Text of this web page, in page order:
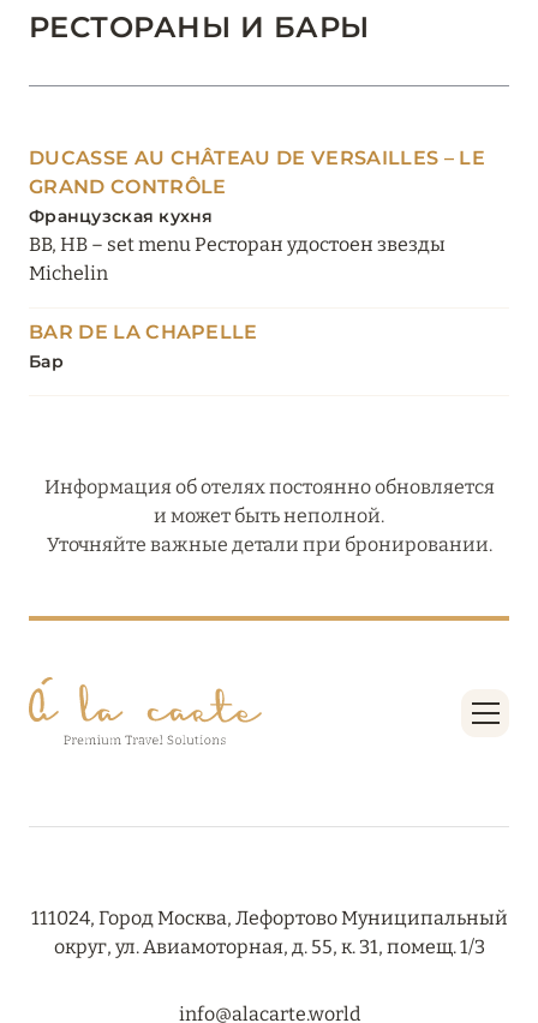
РЕСТОРАНЫ И БАРЫ
DUCASSE AU CHÂTEAU DE VERSAILLES – LE
GRAND CONTRÔLE
Французская кухня
BB, HB – set menu Ресторан удостоен звезды
Michelin
BAR DE LA CHAPELLE
Бар
Информация об отелях постоянно обновляется
и может быть неполной.
Уточняйте важные детали при бронировании.
111024, Город Москва, Лефортово Муниципальный
округ, ул. Авиамоторная, д. 55, к. 31, помещ. 1/3
info@alacarte.world